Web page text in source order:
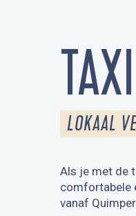
LOKAAL
Als je met de
comfortabele
vanaf